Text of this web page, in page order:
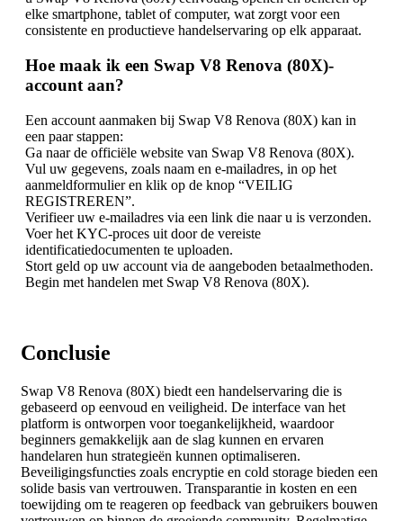
elke smartphone, tablet of computer, wat zorgt voor een
consistente en productieve handelservaring op elk apparaat.
Hoe maak ik een Swap V8 Renova (80X)-
account aan?
Een account aanmaken bij Swap V8 Renova (80X) kan in
een paar stappen:
Ga naar de officiële website van Swap V8 Renova (80X).
Vul uw gegevens, zoals naam en e-mailadres, in op het
aanmeldformulier en klik op de knop “VEILIG
REGISTREREN”.
Verifieer uw e-mailadres via een link die naar u is verzonden.
Voer het KYC-proces uit door de vereiste
identificatiedocumenten te uploaden.
Stort geld op uw account via de aangeboden betaalmethoden.
Begin met handelen met Swap V8 Renova (80X).
Conclusie
Swap V8 Renova (80X) biedt een handelservaring die is
gebaseerd op eenvoud en veiligheid. De interface van het
platform is ontworpen voor toegankelijkheid, waardoor
beginners gemakkelijk aan de slag kunnen en ervaren
handelaren hun strategieën kunnen optimaliseren.
Beveiligingsfuncties zoals encryptie en cold storage bieden een
solide basis van vertrouwen. Transparantie in kosten en een
toewijding om te reageren op feedback van gebruikers bouwen